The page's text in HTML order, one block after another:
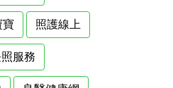
寶 照護線上
服務